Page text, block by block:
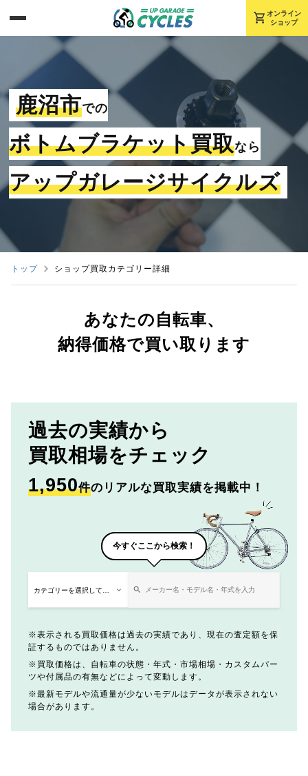
shopping_cart オンライン
ショップ
鹿沼市での
ボトムブラケット買取なら
アップガレージサイクルズ
トップ ショップ買取カテゴリー詳細
あなたの自転車、
納得価格で買い取ります
過去の実績から
買取相場をチェック
1,950件のリアルな買取実績を掲載中！
今すぐここから検索！
表示される買取価格は過去の実績であり、現在の査定額を保
証するものではありません。
買取価格は、自転車の状態・年式・市場相場・カスタムパー
ツや付属品の有無などによって変動します。
最新モデルや流通量が少ないモデルはデータが表示されない
場合があります。